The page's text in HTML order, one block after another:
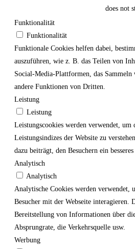
does not
Funktionalität
Funktionalität
Funktionale Cookies helfen dabei,
auszuführen, wie z. B. das Teilen von
Social-Media-Plattformen, das Sammeln
andere Funktionen von Dritten.
Leistung
Leistung
Leistungscookies werden verwendet, um
Leistungsindizes der Website zu
dazu beiträgt, den Besuchern ein
Analytisch
Analytisch
Analytische Cookies werden verwendet,
Besucher mit der Webseite interagieren.
Bereitstellung von Informationen über
Absprungrate, die Verkehrsquelle usw.
Werbung